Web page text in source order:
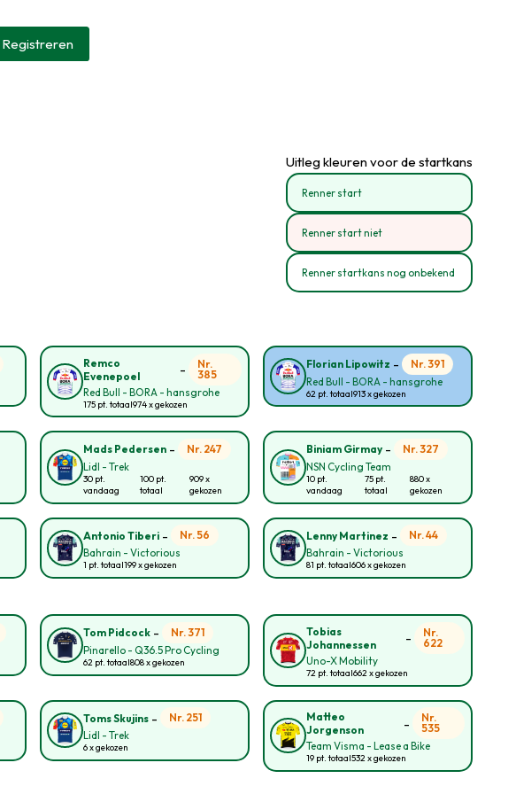
Registreren
Uitleg kleuren voor de startkans
Renner start
Renner start niet
Renner startkans nog onbekend
Remco
Evenepoel
-
Nr.
385
Red Bull - BORA - hansgrohe
175 pt. totaal974 x gekozen
Florian Lipowitz -
Nr. 391
Red Bull - BORA - hansgrohe
62 pt. totaal913 x gekozen
Mads Pedersen-
Nr. 247
Lidl - Trek
30 pt.
vandaag
100 pt.
totaal
909 x
gekozen
Biniam Girmay-
Nr. 327
NSN Cycling Team
10 pt.
vandaag
75 pt.
totaal
880 x
gekozen
Antonio Tiberi-
Nr. 56
Bahrain - Victorious
1 pt. totaal199 x gekozen
Lenny Martinez -
Nr. 44
Bahrain - Victorious
81 pt. totaal606 x gekozen
Tom Pidcock-
Nr. 371
Pinarello - Q36.5 Pro Cycling
62 pt. totaal808 x gekozen
Tobias
Johannessen
-
Nr.
622
Uno-X Mobility
72 pt. totaal662 x gekozen
Toms Skujins-
Nr. 251
Lidl - Trek
6 x gekozen
Matteo
Jorgenson
-
Nr.
535
Team Visma - Lease a Bike
19 pt. totaal532 x gekozen